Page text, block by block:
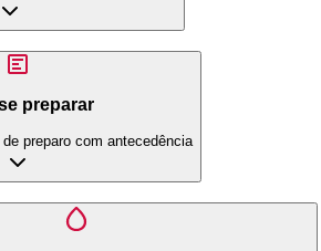
preparar
preparo com antecedência